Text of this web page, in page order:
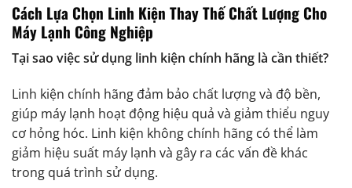
Cách Lựa Chọn Linh Kiện Thay Thế Chất Lượng Cho
Máy Lạnh Công Nghiệp
Tại sao việc sử dụng linh kiện chính hãng là cần thiết?
Linh kiện chính hãng đảm bảo chất lượng và độ bền,
giúp máy lạnh hoạt động hiệu quả và giảm thiểu nguy
cơ hỏng hóc. Linh kiện không chính hãng có thể làm
giảm hiệu suất máy lạnh và gây ra các vấn đề khác
trong quá trình sử dụng.